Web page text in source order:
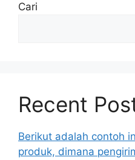
Cari
Recent
Berikut adalah contoh
produk, dimana